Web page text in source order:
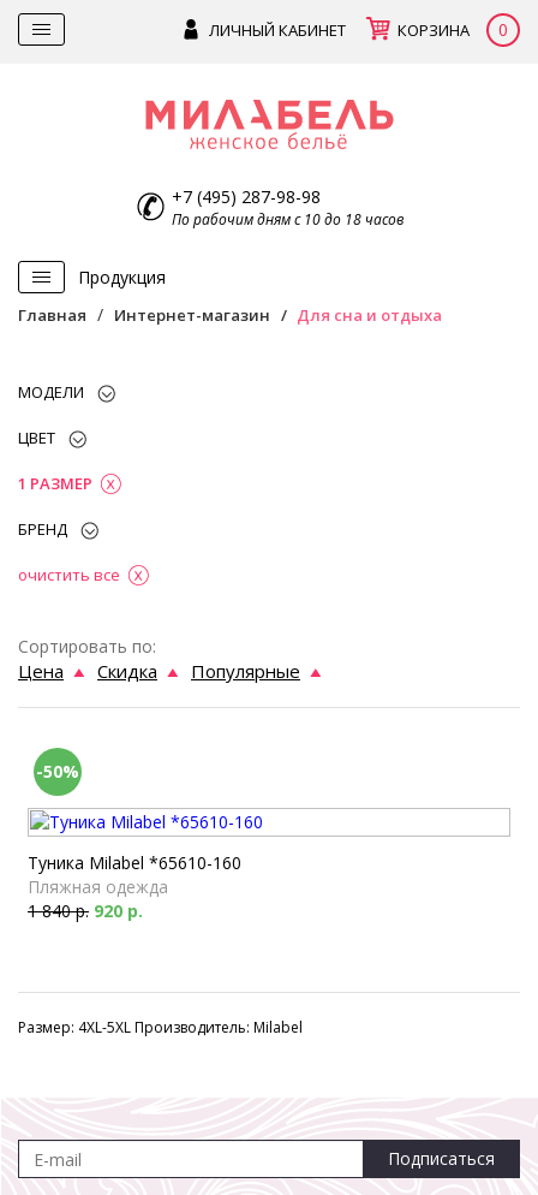
ЛИЧНЫЙ КАБИНЕТ КОРЗИНА 0
+7 (495) 287-98-98
По рабочим дням с 10 до 18 часов
Продукция
Главная Интернет-магазин Для сна и отдыха
МОДЕЛИ
ЦВЕТ
1 РАЗМЕР
БРЕНД
очистить все
Сортировать по:
Цена Скидка Популярные
-50%
Туника Milabel *65610-160
Пляжная одежда
1 840 р. 920 р.
Размер: 4XL-5XL Производитель: Milabel
Подписаться